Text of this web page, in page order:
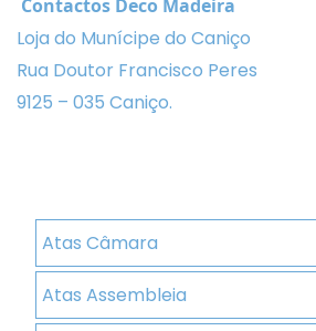
Contactos Deco Madeira
Loja do Munícipe do Caniço
Rua Doutor Francisco Peres
9125 – 035 Caniço.
Atas Câmara
Atas Assembleia